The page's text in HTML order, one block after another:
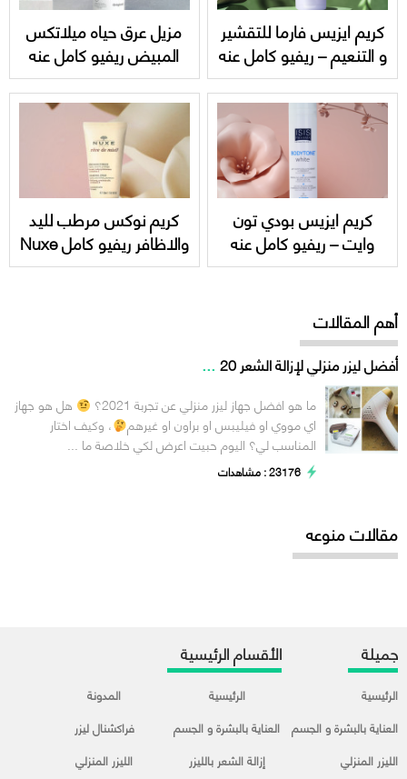
كريم ايزيس فارما للتقشير
و التنعيم – ريفيو كامل عنه
Isis Pharma Secalia
AHA
مزيل عرق حياه ميلاتكس
المبيض ريفيو كامل عنه
واسعاره Hayah Melatex
lighting roll on
كريم ايزيس بودي تون
وايت – ريفيو كامل عنه
واسعاره Isis body tone
كريم نوكس مرطب لليد
والاظافر ريفيو كامل Nuxe
reve de miel hand and
أهم المقالات
أفضل ليزر منزلي لإزالة الشعر 20 ...
ما هو افضل جهاز ليزر منزلي عن تجربة 2021؟
هل هو جهاز
اي مووي او فيليبس او براون او غيرهم
، وكيف اختار
المناسب لي؟ اليوم حبيت اعرض لكي خلاصة ما ...
23176 : مشاهدات
مقالات منوعه
جميلة
الرئيسية
العناية بالبشرة و الجسم
الليزر المنزلي
الأقسام الرئيسية
الرئيسية
المدونة
العناية بالبشرة و الجسم
فراكشنال ليزر
إزالة الشعر بالليزر
الليزر المنزلي